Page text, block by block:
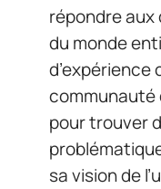
répondre aux
du monde
communauté
pour trouver
sa vision de